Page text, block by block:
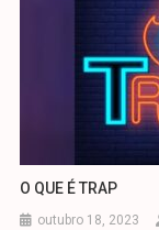
O QUE É TRAP
outubro 18, 2023